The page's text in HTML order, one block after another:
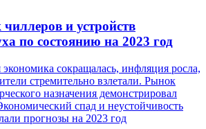
и устройств
по состоянию на 2023 год
сокращалась, инфляция росла,
стремительно взлетали. Рынок
назначения демонстрировал
спад и неустойчивость
прогнозы на 2023 год